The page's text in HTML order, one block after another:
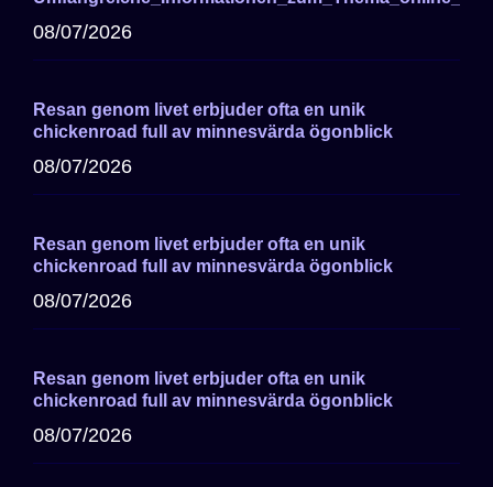
08/07/2026
Resan genom livet erbjuder ofta en unik
chickenroad full av minnesvärda ögonblick
08/07/2026
Resan genom livet erbjuder ofta en unik
chickenroad full av minnesvärda ögonblick
08/07/2026
Resan genom livet erbjuder ofta en unik
chickenroad full av minnesvärda ögonblick
08/07/2026